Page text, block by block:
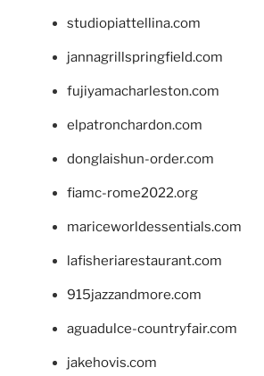
studiopiattellina.com
jannagrillspringfield.com
fujiyamacharleston.com
elpatronchardon.com
donglaishun-order.com
fiamc-rome2022.org
mariceworldessentials.com
lafisheriarestaurant.com
915jazzandmore.com
aguadulce-countryfair.com
jakehovis.com